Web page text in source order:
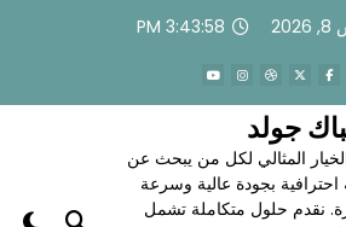
3:43:59 PM
جولد
المثالي لكل من يبحث عن
بجودة عالية وسرعة
نقدم حلول متكاملة تشمل